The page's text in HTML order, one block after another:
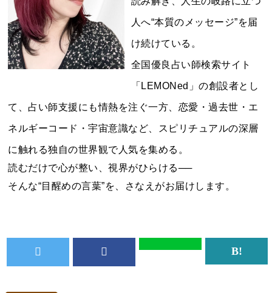
人へ“本質のメッセージ”を届
け続けている。
全国優良占い師検索サイト
「LEMONed」の創設者とし
て、占い師支援にも情熱を注ぐ一方、恋愛・過去世・エ
ネルギーコード・宇宙意識など、スピリチュアルの深層
に触れる独自の世界観で人気を集める。
読むだけで心が整い、視界がひらける──
そんな“目醒めの言葉”を、さなえがお届けします。